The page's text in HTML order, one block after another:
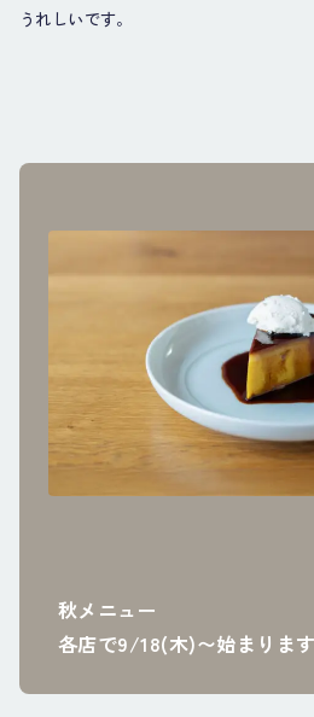
うれしいです。
秋メニュー
各店で9/18(木)〜始まります